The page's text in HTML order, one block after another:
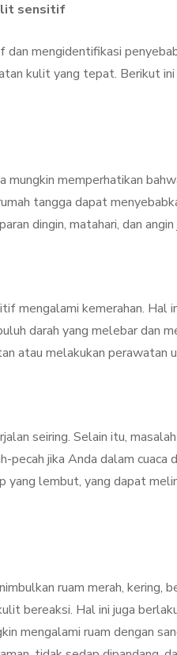
sensitif
mengidentifikasi
kulit yang tepat. Berikut
memperhatikan
tangga dapat
dingin, matahari, dan
mengalami kemerahan. Hal
darah yang melebar dan
atau melakukan perawatan
seiring. Selain itu,
pecah jika Anda dalam cuaca
yang lembut, yang dapat
ruam merah, kering,
bereaksi. Hal ini juga
mengalami ruam dengan